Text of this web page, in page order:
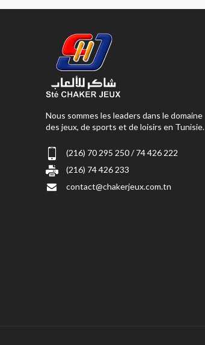
Nous sommes les leaders dans le domaine
des jeux, de sports et de loisirs en Tunisie.
(216) 70 295 250 / 74 426 222
(216) 74 426 233
contact@chakerjeux.com.tn